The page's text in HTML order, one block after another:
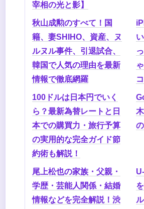
宰相の光と影】
秋山成勲のすべて！国
籍、妻SHIHO、資産、ヌ
ルヌル事件、引退試合、
韓国で人気の理由を最新
情報で徹底網羅
100ドルは日本円でいく
ら？最新為替レートと日
本での購買力・旅行予算
の実用的な完全ガイド節
約術も解説！
尾上松也の家族・父親・
学歴・芸能人関係・結婚
情報などを完全解説！渋